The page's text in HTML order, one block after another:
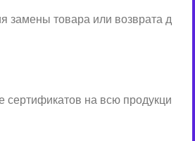
замены товара или возврата д
сертификатов на всю продукци